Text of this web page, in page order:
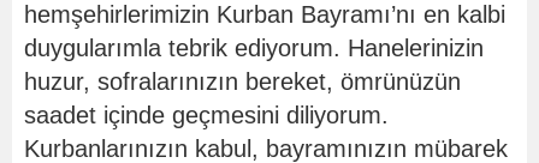
hemşehirlerimizin Kurban Bayramı’nı en kalbi
duygularımla tebrik ediyorum. Hanelerinizin
huzur, sofralarınızın bereket, ömrünüzün
saadet içinde geçmesini diliyorum.
Kurbanlarınızın kabul, bayramınızın mübarek